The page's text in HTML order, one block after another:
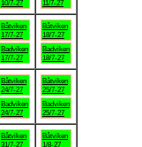
10/7-27
11/7-27
Båtviken
17/7-27
Badviken
17/7-27
Båtviken
18/7-27
Badviken
18/7-27
Båtviken
24/7-27
Badviken
24/7-27
Båtviken
25/7-27
Badviken
25/7-27
Båtviken
31/7-27
Båtviken
1/8-27